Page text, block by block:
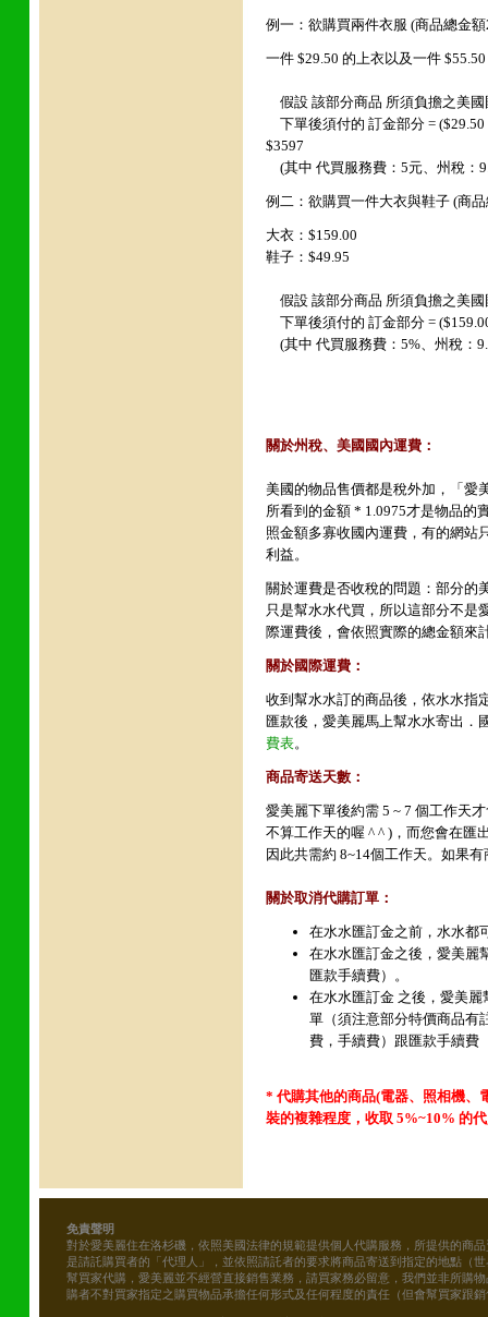
例一：欲購買兩件衣服 (商品總金
一件 $29.50 的上衣以及一件
假設 該部分商品 所須負擔之美國
下單後須付的 訂金部分 = ($29.50
$3597
(其中 代買服務費：5元、州稅：
例二：欲購買一件大衣與鞋子 (商
大衣：$159.00
鞋子：$49.95
假設 該部分商品 所須負擔之美國
下單後須付的 訂金部分 =
(其中 代買服務費：5%、州稅：
關於州稅、 美國國內運費 ：
美國的物品售價都是稅外加，「愛
所看到的金額 * 1.0975才是物品的
照金額多寡收國內運費，有的網站
利益。
關於運費是否收稅的問題 ：部分的
只是幫水水代買，所以這部分不是
際運費後，會依照實際的總金額來
關於國際運費：
收到幫水水訂的商品後，依水水指
匯款後，愛美麗馬上幫水水寄出．
費表。
商品寄送天數：
愛美麗下單後約需 5 ~ 7 個工作天
不算工作天的喔 ^ ^ )，而您會在匯
因此共需約 8~14個工作天。如果
關於取消代購訂單：
在水水匯訂金之前，水水都
在水水匯訂金之後，愛美麗
匯款手續費）。
在水水匯訂金 之後，愛美
單（須注意部分特價商品有
費，手續費）跟匯款手續費
* 代購其他的商品(電器、照相機、
裝的複雜程度，收取 5%~10% 的
免責聲明
對於愛美麗住在洛杉磯，依照美國法律的規範提供個人代購服務，所提供的商
是請託購買者的「代理人」，並依照請託者的要求將商品寄送到指定的地點（
幫買家代購，愛美麗並不經營直接銷售業務，請買家務必留意，我們並非所購
購者不對買家指定之購買物品承擔任何形式及任何程度的責任（但會幫買家跟